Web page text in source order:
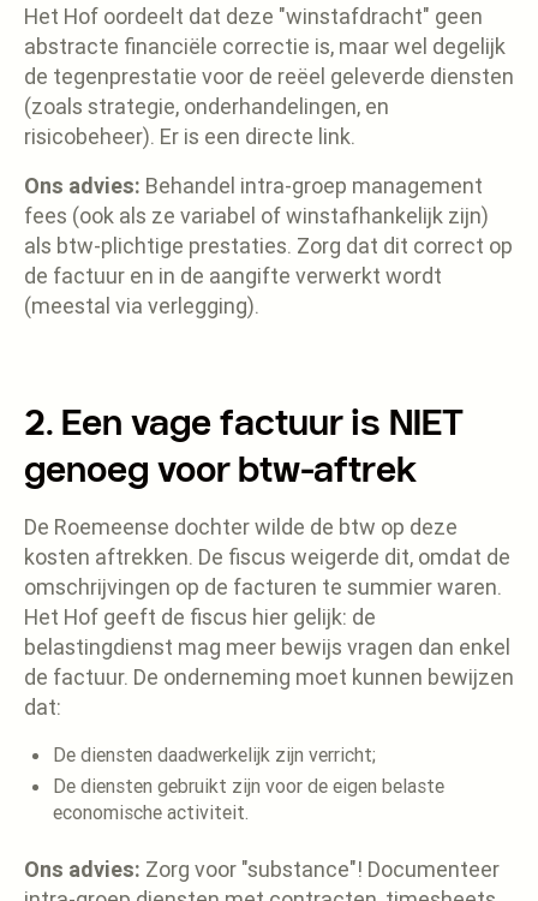
Het Hof oordeelt dat deze "winstafdracht" geen
abstracte financiële correctie is, maar wel degelijk
de tegenprestatie voor de reëel geleverde diensten
(zoals strategie, onderhandelingen, en
risicobeheer). Er is een directe link.
Ons advies: Behandel intra-groep management
fees (ook als ze variabel of winstafhankelijk zijn)
als btw-plichtige prestaties. Zorg dat dit correct op
de factuur en in de aangifte verwerkt wordt
(meestal via verlegging).
2. Een vage factuur is NIET
genoeg voor btw-aftrek
De Roemeense dochter wilde de btw op deze
kosten aftrekken. De fiscus weigerde dit, omdat de
omschrijvingen op de facturen te summier waren.
Het Hof geeft de fiscus hier gelijk: de
belastingdienst mag meer bewijs vragen dan enkel
de factuur. De onderneming moet kunnen bewijzen
dat:
De diensten daadwerkelijk zijn verricht;
De diensten gebruikt zijn voor de eigen belaste
economische activiteit.
Ons advies: Zorg voor "substance"! Documenteer